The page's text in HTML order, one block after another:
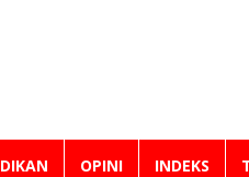
OPINI INDEKS